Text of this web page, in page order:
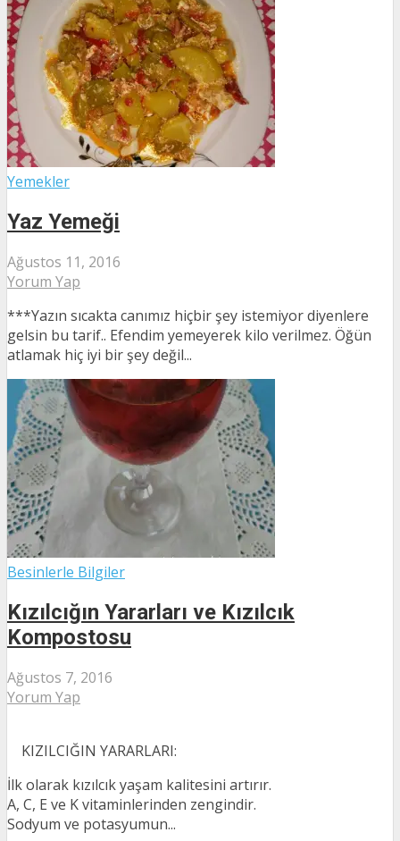
Yemekler
Yaz Yemeği
Ağustos 11, 2016
Yorum Yap
***Yazın sıcakta canımız hiçbir şey istemiyor diyenlere
gelsin bu tarif.. Efendim yemeyerek kilo verilmez. Öğün
atlamak hiç iyi bir şey değil...
Besinlerle Bilgiler
Kızılcığın Yararları ve Kızılcık
Kompostosu
Ağustos 7, 2016
Yorum Yap
KIZILCIĞIN YARARLARI:
İlk olarak kızılcık yaşam kalitesini artırır.
A, C, E ve K vitaminlerinden zengindir.
Sodyum ve potasyumun...